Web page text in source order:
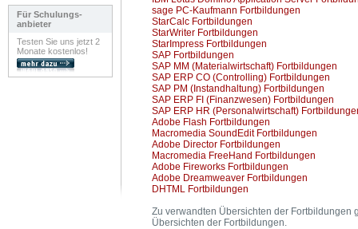
Für Schulungs-
anbieter
Testen Sie uns jetzt 2
Monate kostenlos!
sage PC-Kaufmann Fortbildungen
StarCalc Fortbildungen
StarWriter Fortbildungen
StarImpress Fortbildungen
SAP Fortbildungen
SAP MM (Materialwirtschaft) Fortbildungen
SAP ERP CO (Controlling) Fortbildungen
SAP PM (Instandhaltung) Fortbildungen
SAP ERP FI (Finanzwesen) Fortbildungen
SAP ERP HR (Personalwirtschaft)
Adobe Flash Fortbildungen
Macromedia SoundEdit Fortbildungen
Adobe Director Fortbildungen
Macromedia FreeHand Fortbildungen
Adobe Fireworks Fortbildungen
Adobe Dreamweaver Fortbildungen
DHTML Fortbildungen
Zu verwandten Übersichten der
Übersichten der Fortbildungen.